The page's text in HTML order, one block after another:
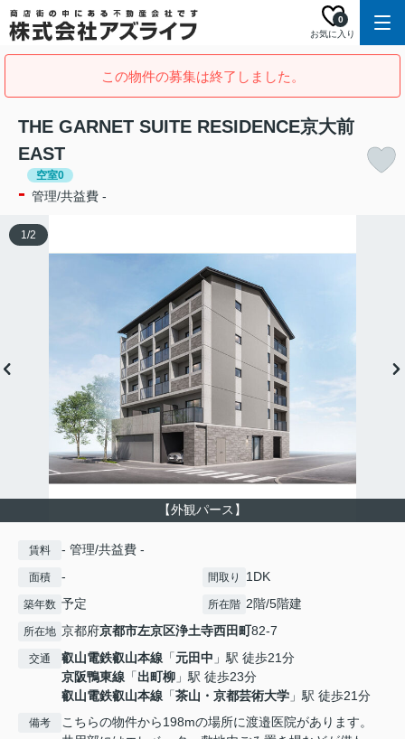
お気に入り
0
この物件の募集は終了しました。
THE GARNET SUITE RESIDENCE京大前
EAST
空室0
- 管理/共益費 -
【外観パース】
1/2
賃料 - 管理/共益費 -
面積 - 間取り 1DK
築年数 予定 所在階 2階/5階建
所在地 京都府京都市左京区浄土寺西田町82-7
交通 叡山電鉄叡山本線 「元田中 」駅 徒歩21分
京阪鴨東線 「出町柳 」駅 徒歩23分
叡山電鉄叡山本線 「茶山・京都芸術大学 」駅 徒歩21分
備考
こちらの物件から198mの場所に渡邉医院があります。